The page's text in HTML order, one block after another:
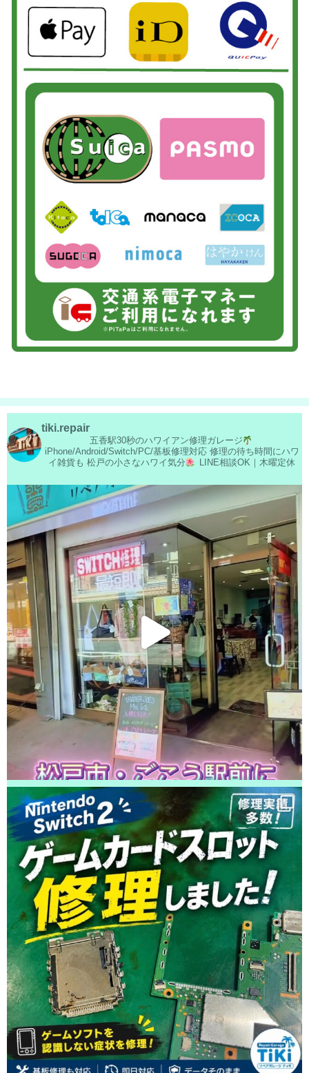
tiki.repair
五香駅30秒のハワイアン修理ガレージ
iPhone/Android/Switch/PC/基板修理対応修理の待ち時間にハワ
イ雑貨も 松戸の小さなハワイ気分 LINE相談OK｜木曜定休